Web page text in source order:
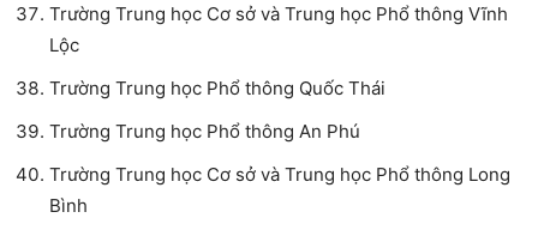
Trường Trung học Cơ sở và Trung học Phổ thông Vĩnh
Lộc
Trường Trung học Phổ thông Quốc Thái
Trường Trung học Phổ thông An Phú
Trường Trung học Cơ sở và Trung học Phổ thông Long
Bình